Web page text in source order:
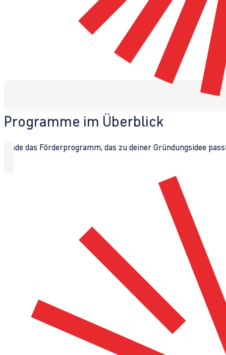
Programme im Überblick
Finde das Förderprogramm, das zu deiner Gründungsidee